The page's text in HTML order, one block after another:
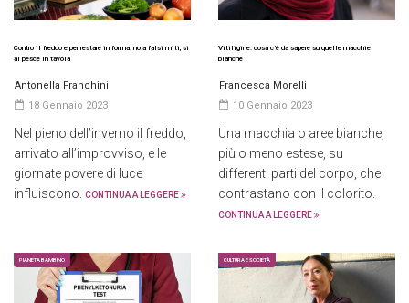
Contro il freddo e per restare in forma: no a falsi miti, sì
al pesce in tavola
Antonella Franchini
18 Gennaio 2023
Nel pieno dell’inverno il freddo,
arrivato all’improvviso, e le
giornate povere di luce
influiscono.
CONTINUA A LEGGERE
Vitiligine: cosa c’è da sapere su quelle macchie
bianche
Francesca Morelli
10 Gennaio 2023
Una macchia o aree bianche,
più o meno estese, su
differenti parti del corpo, che
contrastano con il colorito.
CONTINUA A LEGGERE
PIANETA BAMBINO CULTURA E SOCIETÀ